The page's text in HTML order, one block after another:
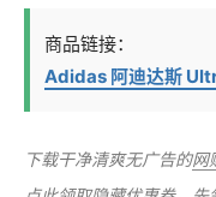
商品链接：
Adidas 阿迪达斯
下载干净清爽无广告的网